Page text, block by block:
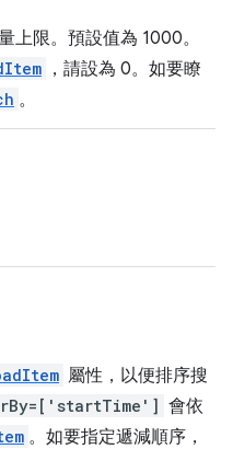
上限。預設值為 1000。
，請設為 0。如要瞭
。
屬性，以便排序搜
會依
。如要指定遞減順序，